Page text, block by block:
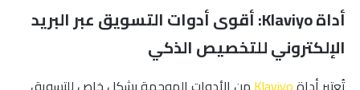
أداة Klaviyo: أقوى أدوات التسويق عبر البريد
الإلكتروني للتخصيص الذكي